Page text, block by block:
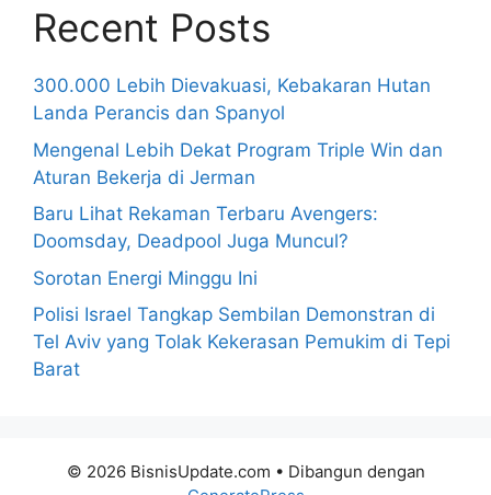
Recent Posts
300.000 Lebih Dievakuasi, Kebakaran Hutan
Landa Perancis dan Spanyol
Mengenal Lebih Dekat Program Triple Win dan
Aturan Bekerja di Jerman
Baru Lihat Rekaman Terbaru Avengers:
Doomsday, Deadpool Juga Muncul?
Sorotan Energi Minggu Ini
Polisi Israel Tangkap Sembilan Demonstran di
Tel Aviv yang Tolak Kekerasan Pemukim di Tepi
Barat
© 2026 BisnisUpdate.com • Dibangun dengan